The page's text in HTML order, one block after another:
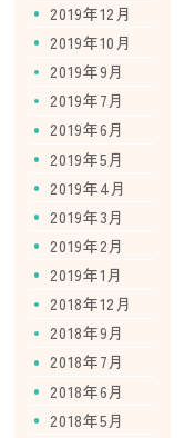
2019年12月
2019年10月
2019年9月
2019年7月
2019年6月
2019年5月
2019年4月
2019年3月
2019年2月
2019年1月
2018年12月
2018年9月
2018年7月
2018年6月
2018年5月